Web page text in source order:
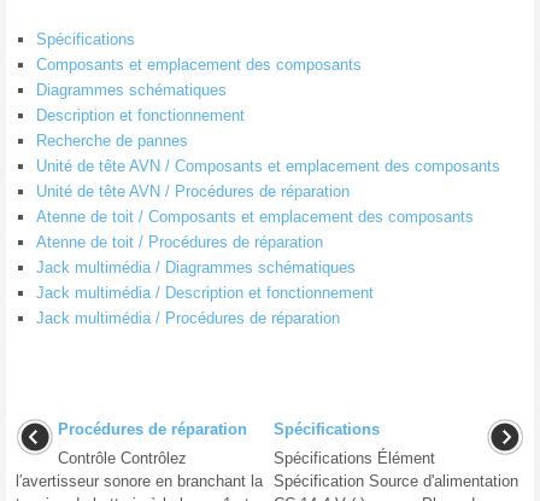
Spécifications
Composants et emplacement des composants
Diagrammes schématiques
Description et fonctionnement
Recherche de pannes
Unité de tête AVN / Composants et emplacement des composants
Unité de tête AVN / Procédures de réparation
Atenne de toit / Composants et emplacement des composants
Atenne de toit / Procédures de réparation
Jack multimédia / Diagrammes schématiques
Jack multimédia / Description et fonctionnement
Jack multimédia / Procédures de réparation
Procédures de réparation
Contrôle Contrôlez
l′avertisseur sonore en branchant la
Spécifications
Spécifications Élément
Spécification Source d'alimentation